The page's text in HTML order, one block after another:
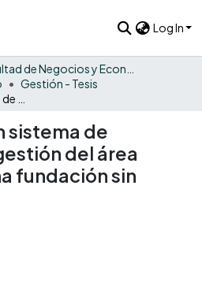
Log In
Gestión - Tesis
sistema de
del área
fundación sin